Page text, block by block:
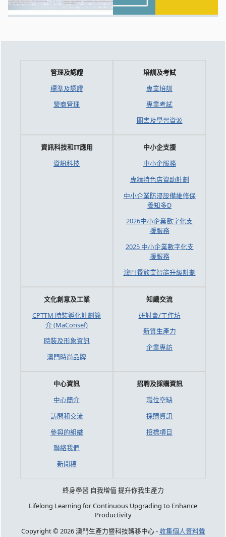
管理及認證
標準及認證
營商管理
培訓及考試
專業培訓
專業考試
圖書及學習資源
資訊科技和IT應用
資訊科技
中小企支援
中小企服務
專精特色店資助計劃
中小企業防浸設備維修保
養知多D
2026中小企業數字化支
援服務
2025 中小企業數字化支
援服務
澳門餐飲業智能升級計劃
文化創意及工業
CPTTM 時裝孵化計劃簡
介 (MaConsef)
時裝及形象資訊
澳門時尚品牌
知識交流
研討會/工作坊
新質生產力
企業專訪
中心資訊
中心簡介
訪問和交流
參與的組織
聯絡我們
新聞稿
招聘及採購資訊
職位空缺
採購資訊
招標項目
終身學習 自我增值 提升你我生產力
Lifelong Learning for Continuous Upgrading to Enhance
Productivity
Copyright © 2026 澳門生產力暨科技轉移中心 - 收集個人資料聲